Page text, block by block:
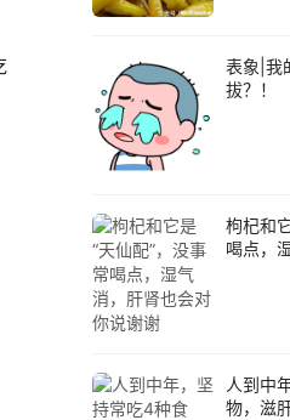
表象|我
拔？！
枸杞和
喝点，
人到中
物，滋